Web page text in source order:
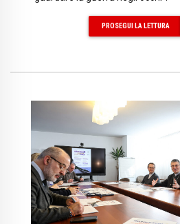
PROSEGUI LA LETTURA